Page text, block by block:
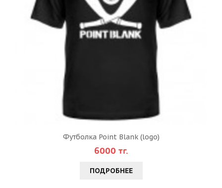
Футболка Point Blank (logo)
6000 тг.
ПОДРОБНЕЕ